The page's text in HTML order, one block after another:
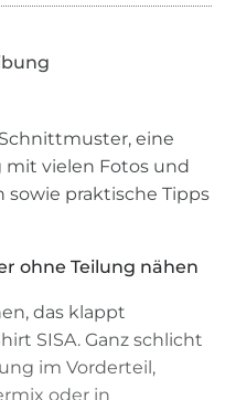
eine
vielen Fotos und
praktische Tipps
ohne Teilung nähen
das klappt
SISA. Ganz schlicht
im Vorderteil,
oder in